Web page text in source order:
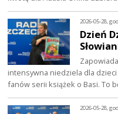
2026-05-28,
Dzień
intensywna niedziela dla
fanów serii książek o Basi. To
2026-05-28,